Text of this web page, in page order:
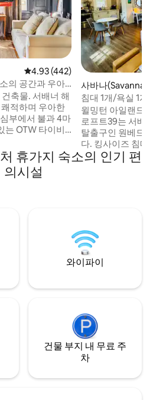
평점 4.93점(5점 만점), 후기 442
4.93 (442)
의 공간과 우아
축물. 서배너 해
적하며 우아한
부에서 불과 4마
는 OTW 타이비
, 밝고 쾌적한 일
50인치 UHD 텔
이파이, 모든 침
사바나(Savannah)
별채
침대 1개/욕실 1개
포함 - 로프트39
윌밍턴 아일랜드
로프트39는 서배
탈출구인 원베드
다. 킹사이즈 침대
은 전용 아파트에
식을 취해 보세요.
휴가지 숙소의 인기 편
의시설
와이파이
건물 부지 내 무료 주
차